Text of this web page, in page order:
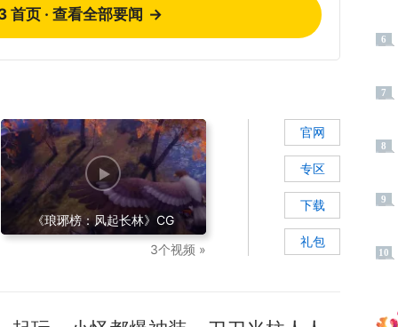
首页 · 查看全部要闻 →
《琅琊榜：风起长林》CG
3个视频 »
官网
专区
下载
礼包
6
7
8
9
10